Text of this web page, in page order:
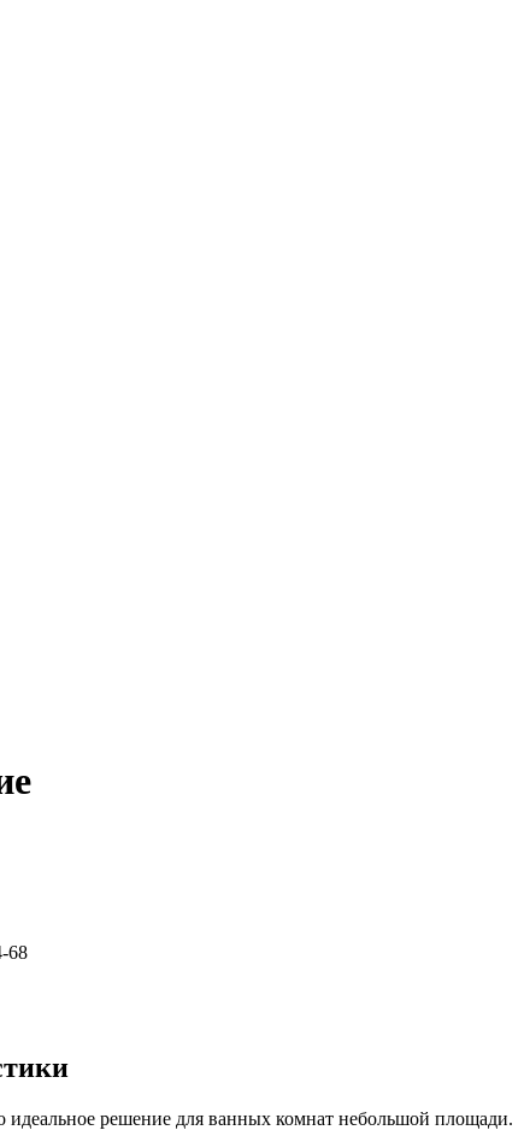
68
идеальное решение для ванных комнат небольшой площади.